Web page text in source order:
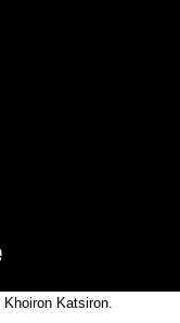
Katsiron.